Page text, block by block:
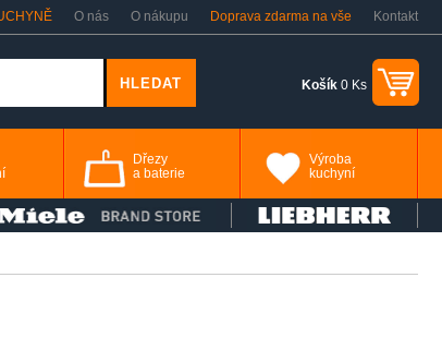
O nás O nákupu Doprava zdarma na vše Kontakt
Košík0 Ks
Dřezy
a baterie
Výroba
kuchyní